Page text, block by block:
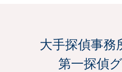
お客さまに合わせた柔軟
を共に考えサポートし
大手探偵事務
第一探偵